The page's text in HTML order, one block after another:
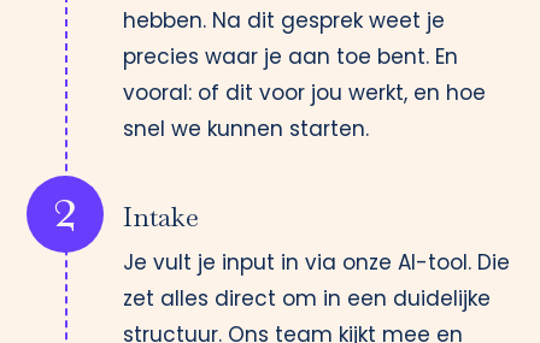
hebben. Na dit gesprek weet je
precies waar je aan toe bent. En
vooral: of dit voor jou werkt, en hoe
snel we kunnen starten.
2 Intake
Je vult je input in via onze AI-tool. Die
zet alles direct om in een duidelijke
structuur. Ons team kijkt mee en